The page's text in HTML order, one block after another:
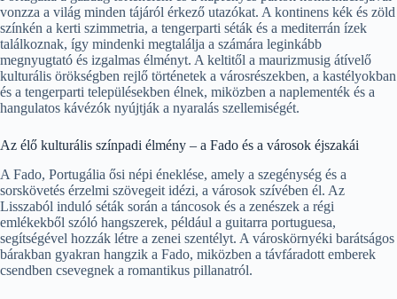
vonzza a világ minden tájáról érkező utazókat. A kontinens kék és zöld
színkén a kerti szimmetria, a tengerparti séták és a mediterrán ízek
találkoznak, így mindenki megtalálja a számára leginkább
megnyugtató és izgalmas élményt. A keltitől a maurizmusig átívelő
kulturális örökségben rejlő történetek a városrészekben, a kastélyokban
és a tengerparti településekben élnek, miközben a naplementék és a
hangulatos kávézók nyújtják a nyaralás szellemiségét.
Az élő kulturális színpadi élmény – a Fado és a városok éjszakái
A Fado, Portugália ősi népi éneklése, amely a szegénység és a
sorskövetés érzelmi szövegeit idézi, a városok szívében él. Az
Lisszaból induló séták során a táncosok és a zenészek a régi
emlékekből szóló hangszerek, például a guitarra portuguesa,
segítségével hozzák létre a zenei szentélyt. A városkörnyéki barátságos
bárakban gyakran hangzik a Fado, miközben a távfáradott emberek
csendben csevegnek a romantikus pillanatról.